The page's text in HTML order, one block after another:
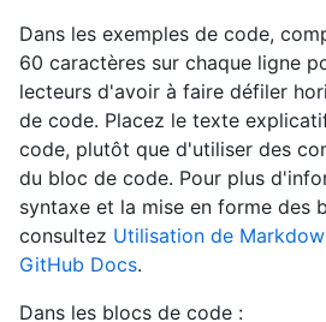
Dans les exemples de code,
60 caractères sur chaque ligne
lecteurs d'avoir à faire défiler
de code. Placez le texte
code, plutôt que d'utiliser des
du bloc de code. Pour plus
syntaxe et la mise en forme des
consultez Utilisation de
GitHub Docs.
Dans les blocs de code :